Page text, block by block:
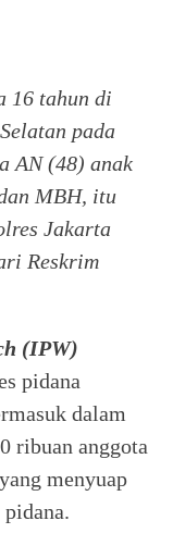
16 tahun di
pada
AN (48) anak
MBH, itu
Jakarta
Reskrim
(IPW)
pidana
dalam
ribuan anggota
menyuap